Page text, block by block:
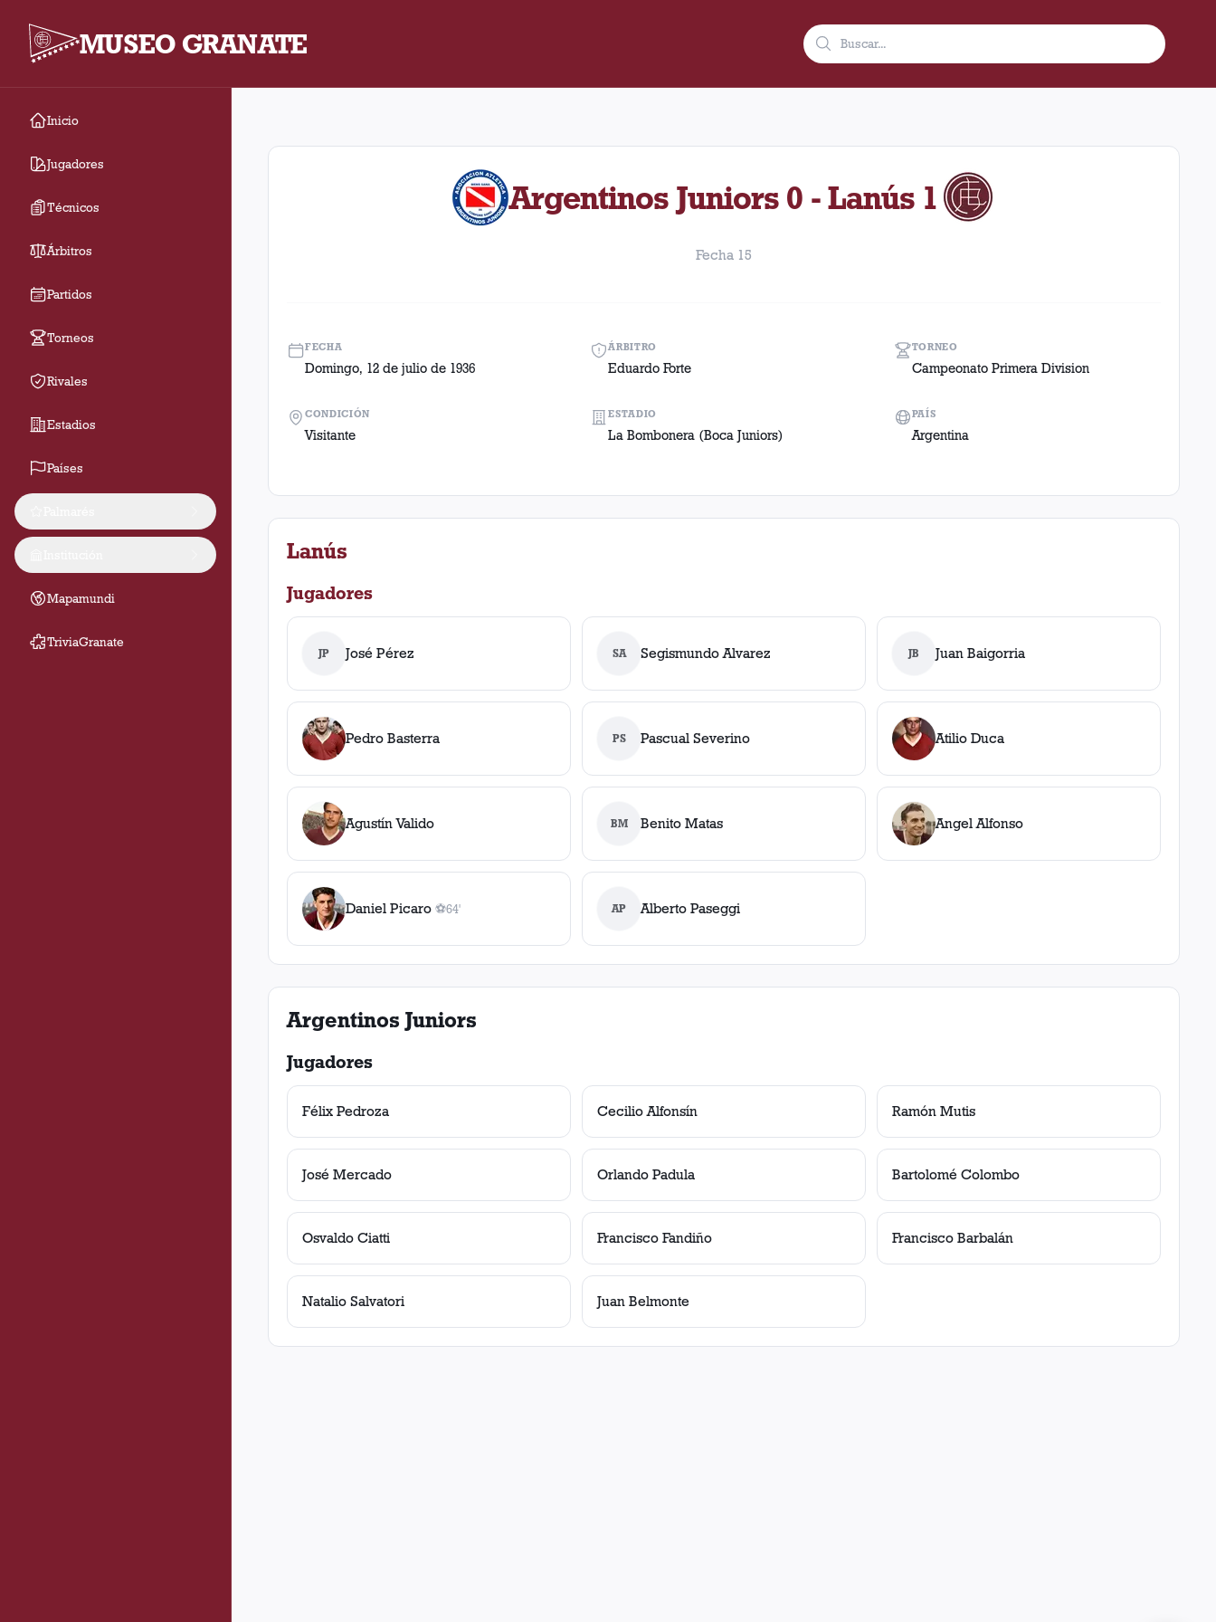
MUSEO GRANATE
Inicio
Jugadores
Técnicos
Árbitros
Partidos
Torneos
Rivales
Estadios
Países
Mapamundi
TriviaGranate
Fecha 15. Partido entre Lanús y Argentinos Juniors disputado el Domingo, 12 de julio de 1936 como visitante en el estadio La Bombonera (Boca
Argentinos Juniors 0 - Lanús 1
Fecha 15
FECHA
Domingo, 12 de julio de 1936
ÁRBITRO
Eduardo Forte
TORNEO
Campeonato Primera Division
CONDICIÓN
Visitante
ESTADIO
La Bombonera (Boca Juniors)
PAÍS
Argentina
Lanús
Jugadores
JP José Pérez SA Segismundo Alvarez JB Juan Baigorria
Pedro Basterra PS Pascual Severino Atilio Duca
Agustín Valido BM Benito Matas Angel Alfonso
Daniel Picaro ⚽
1gol
64' AP Alberto Paseggi
Argentinos Juniors
Jugadores
Félix Pedroza Cecilio Alfonsín Ramón Mutis
José Mercado Orlando Padula Bartolomé Colombo
Osvaldo Ciatti Francisco Fandiño Francisco Barbalán
Natalio Salvatori Juan Belmonte